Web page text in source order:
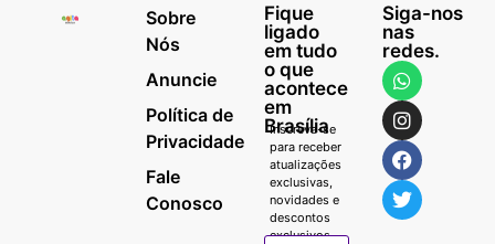
Sobre
Nós
Anuncie
Política de
Privacidade
Fale
Conosco
Fique
ligado
em tudo
o que
acontece
em
Brasília
Inscreva-se
para receber
atualizações
exclusivas,
novidades e
descontos
exclusivos.
Siga-nos
nas
redes.